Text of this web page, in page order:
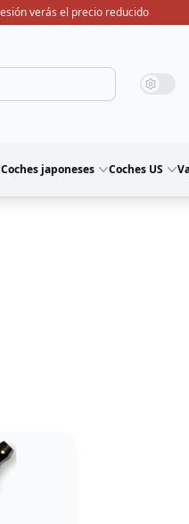
verás el precio reducido
Modo
Modo
Modo
Coches japoneses Coches US